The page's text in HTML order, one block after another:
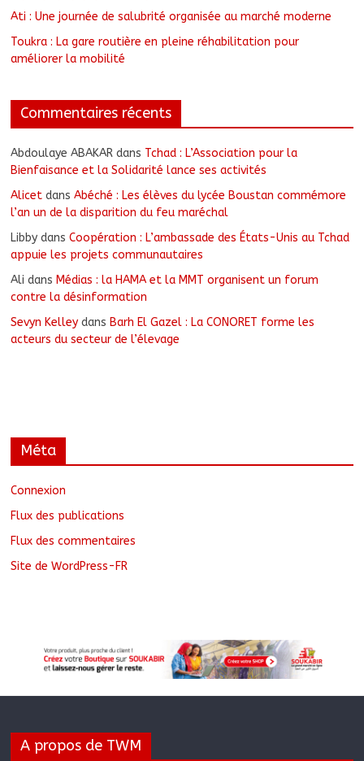
Ati : Une journée de salubrité organisée au marché moderne
Toukra : La gare routière en pleine réhabilitation pour
améliorer la mobilité
Commentaires récents
Abdoulaye ABAKAR dans Tchad : L’Association pour la
Bienfaisance et la Solidarité lance ses activités
Alicet dansAbéché : Les élèves du lycée Boustan commémore
l’an un de la disparition du feu maréchal
Libby dansCoopération : L’ambassade des États-Unis au Tchad
appuie les projets communautaires
Ali dans Médias : la HAMA et la MMT organisent un forum
contre la désinformation
Sevyn Kelley dans Barh El Gazel : La CONORET forme les
acteurs du secteur de l’élevage
Méta
Connexion
Flux des publications
Flux des commentaires
Site de WordPress-FR
A propos de TWM